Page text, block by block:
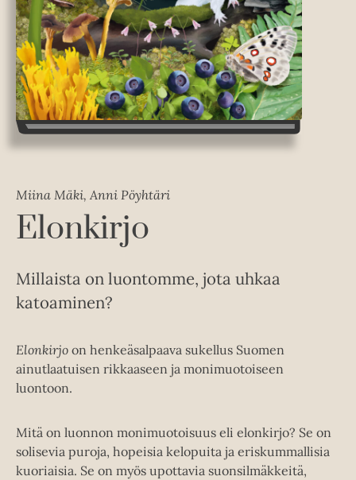
Miina Mäki, Anni Pöyhtäri
Elonkirjo
Millaista on luontomme, jota uhkaa
katoaminen?
Elonkirjo on henkeäsalpaava sukellus Suomen
ainutlaatuisen rikkaaseen ja monimuotoiseen
luontoon.
Mitä on luonnon monimuotoisuus eli elonkirjo? Se on
solisevia puroja, hopeisia kelopuita ja eriskummallisia
kuoriaisia. Se on myös upottavia suonsilmäkkeitä,